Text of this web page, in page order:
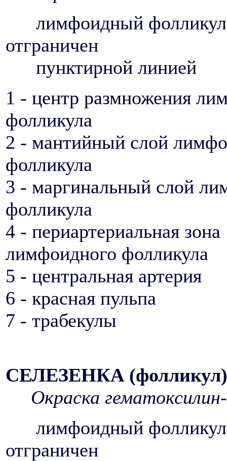
лимфоидный
отграничен
пунктирной линией
1 - центр размножения
фолликула
2 - мантийный слой
фолликула
3 - маргинальный слой
фолликула
4 - периартериальная зона
лимфоидного фолликула
5 - центральная артерия
6 - красная пульпа
7 - трабекулы
СЕЛЕЗЕНКА (фолликул)
Окраска
лимфоидный
отграничен